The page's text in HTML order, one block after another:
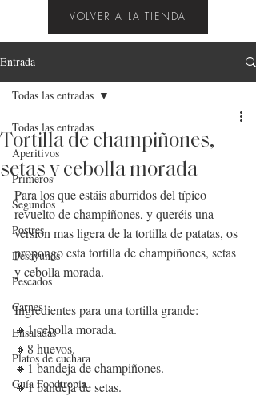
VOLVER A LA TIENDA
Entrada
Todas las entradas
Aperitivos
Primeros
Segundos
Postres
Desayunos
Pescados
Carnes
Ensaladas
Platos de cuchara
Guía Foodtropia
Todas las entradas
Tortilla de champiñones,
setas y cebolla morada
Para los que estáis aburridos del típico
revuelto de champiñones, y queréis una
versión mas ligera de la tortilla de patatas, os
propongo esta tortilla de champiñones, setas
y cebolla morada.
Ingredientes para una tortilla grande:
🔸1 cebolla morada.
🔸8 huevos.
🔸1 bandeja de champiñones.
🔸1 bandeja de setas.